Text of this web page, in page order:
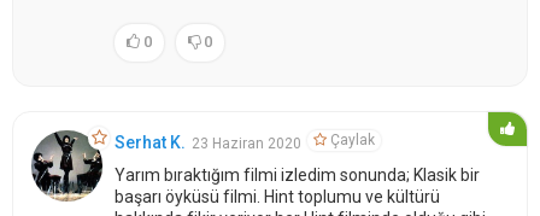
0 0
Serhat K. 23 Haziran 2020 Çaylak
Yarım bıraktığım filmi izledim sonunda; Klasik bir
başarı öyküsü filmi. Hint toplumu ve kültürü